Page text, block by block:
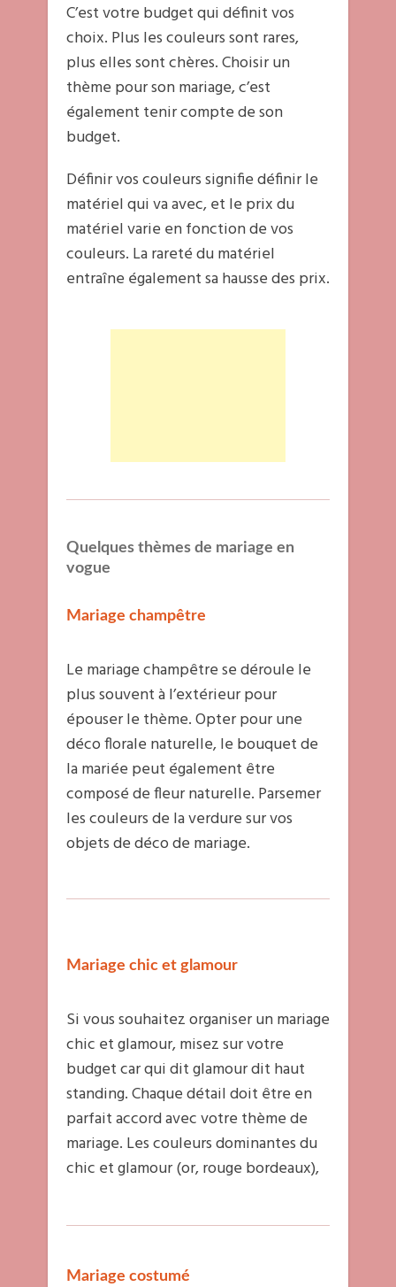
C’est votre budget qui définit vos
choix. Plus les couleurs sont rares,
plus elles sont chères. Choisir un
thème pour son mariage, c’est
également tenir compte de son
budget.
Définir vos couleurs signifie définir le
matériel qui va avec, et le prix du
matériel varie en fonction de vos
couleurs. La rareté du matériel
entraîne également sa hausse des prix.
Quelques thèmes de mariage en
vogue
Mariage champêtre
Le mariage champêtre se déroule le
plus souvent à l’extérieur pour
épouser le thème. Opter pour une
déco florale naturelle, le bouquet de
la mariée peut également être
composé de fleur naturelle. Parsemer
les couleurs de la verdure sur vos
objets de déco de mariage.
Mariage chic et glamour
Si vous souhaitez organiser un mariage
chic et glamour, misez sur votre
budget car qui dit glamour dit haut
standing. Chaque détail doit être en
parfait accord avec votre thème de
mariage. Les couleurs dominantes du
chic et glamour (or, rouge bordeaux),
Mariage costumé